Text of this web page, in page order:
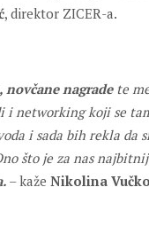
, direktor ZICER-a.
nagradete
i networking koji se
i sada bih rekla da
što je za nas
– kaže Nikolina